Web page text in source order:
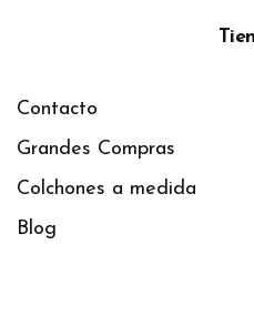
Contacto
Grandes Compras
Colchones a medida
Blog